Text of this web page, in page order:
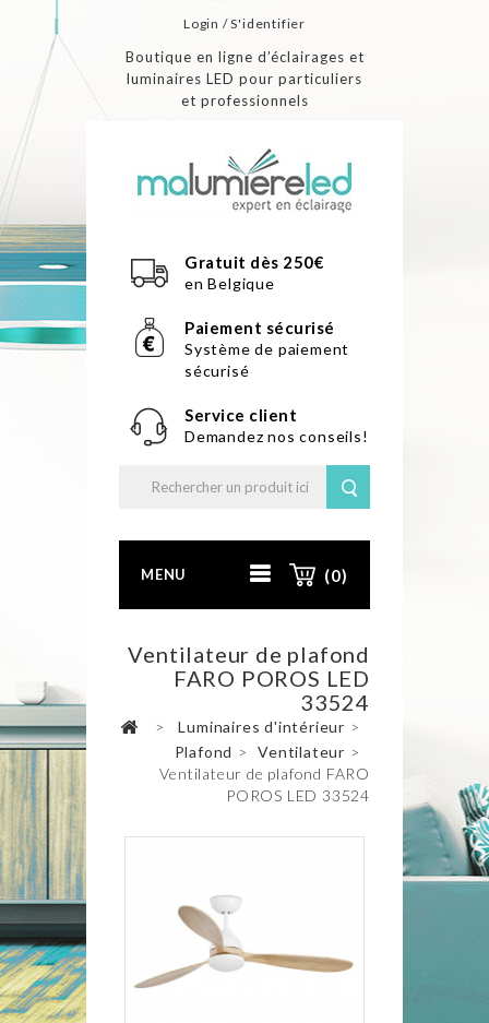
Login / S'identifier
Boutique en ligne d’éclairages et
luminaires LED pour particuliers
et professionnels
Gratuit dès 250€
en Belgique
Paiement sécurisé
Système de paiement
sécurisé
Service client
Demandez nos conseils!
MENU (0)
Ventilateur de plafond
FARO POROS LED
33524
> Luminaires d'intérieur >
Plafond > Ventilateur >
Ventilateur de plafond FARO
POROS LED 33524